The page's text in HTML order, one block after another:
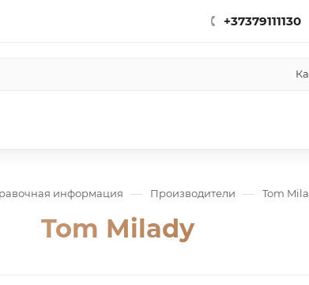
+37379111130
информация — Производители — Tom
Tom Milady